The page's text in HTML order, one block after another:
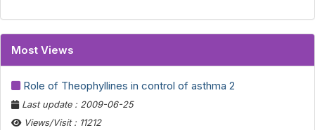
Most Views
Role of Theophyllines in control of asthma 2
Last update : 2009-06-25
Views/Visit : 11212